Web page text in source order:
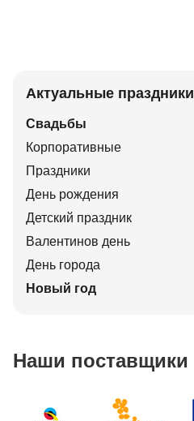
Актуальные праздники
Свадьбы
Корпоративные
Праздники
День рождения
Детский праздник
Валентинов день
День города
Новый год
Наши поставщики